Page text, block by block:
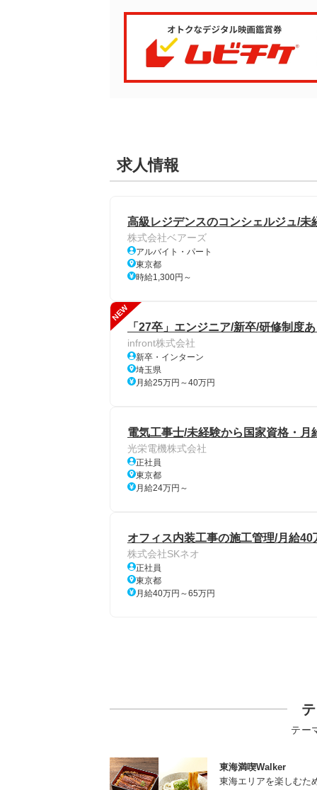
求人情報
高級レジデンスのコンシェルジュ/
株式会社ベアーズ
アルバイト・パート
東京都
時給1,300円～
NEW
「27卒」エンジニア/新卒/研修制度
infront株式会社
新卒・インターン
埼玉県
月給25万円～40万円
電気工事士/未経験から国家資格・月
光栄電機株式会社
正社員
東京都
月給24万円～
オフィス内装工事の施工管理/月給
株式会社SKネオ
正社員
東京都
月給40万円～65万円
テー
東海満喫Walker
東海エリアを楽しむた